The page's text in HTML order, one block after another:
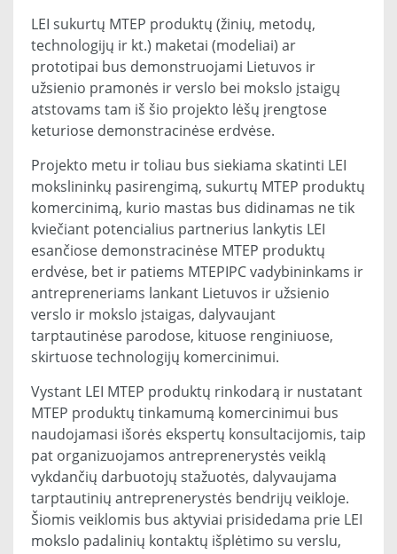
LEI sukurtų MTEP produktų (žinių, metodų,
technologijų ir kt.) maketai (modeliai) ar
prototipai bus demonstruojami Lietuvos ir
užsienio pramonės ir verslo bei mokslo įstaigų
atstovams tam iš šio projekto lėšų įrengtose
keturiose demonstracinėse erdvėse.
Projekto metu ir toliau bus siekiama skatinti LEI
mokslininkų pasirengimą, sukurtų MTEP produktų
komercinimą, kurio mastas bus didinamas ne tik
kviečiant potencialius partnerius lankytis LEI
esančiose demonstracinėse MTEP produktų
erdvėse, bet ir patiems MTEPIPC vadybininkams ir
antrepreneriams lankant Lietuvos ir užsienio
verslo ir mokslo įstaigas, dalyvaujant
tarptautinėse parodose, kituose renginiuose,
skirtuose technologijų komercinimui.
Vystant LEI MTEP produktų rinkodarą ir nustatant
MTEP produktų tinkamumą komercinimui bus
naudojamasi išorės ekspertų konsultacijomis, taip
pat organizuojamos antreprenerystės veiklą
vykdančių darbuotojų stažuotės, dalyvaujama
tarptautinių antreprenerystės bendrijų veikloje.
Šiomis veiklomis bus aktyviai prisidedama prie LEI
mokslo padalinių kontaktų išplėtimo su verslu,